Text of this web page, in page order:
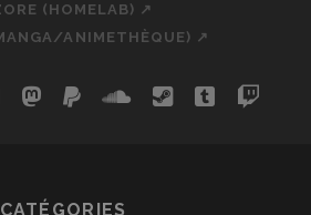
(HOMELAB) ↗
ANIMETHÈQUE) ↗
mastodon
paypalsoundcloud
steamtumblr
CATÉGORIES